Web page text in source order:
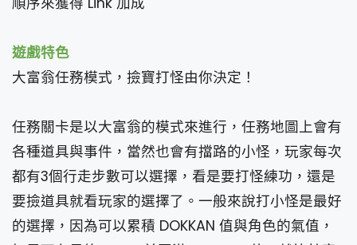
遊戲特色
大富翁任務模式，撿寶打怪由你決定！
任務關卡是以大富翁的模式來進行，任務地圖上會有
各種道具與事件，當然也會有擋路的小怪，玩家每次
都有3個行走步數可以選擇，看是要打怪練功，還是
要撿道具就看玩家的選擇了。一般來說打小怪是最好
的選擇，因為可以累積 DOKKAN 值與角色的氣值，